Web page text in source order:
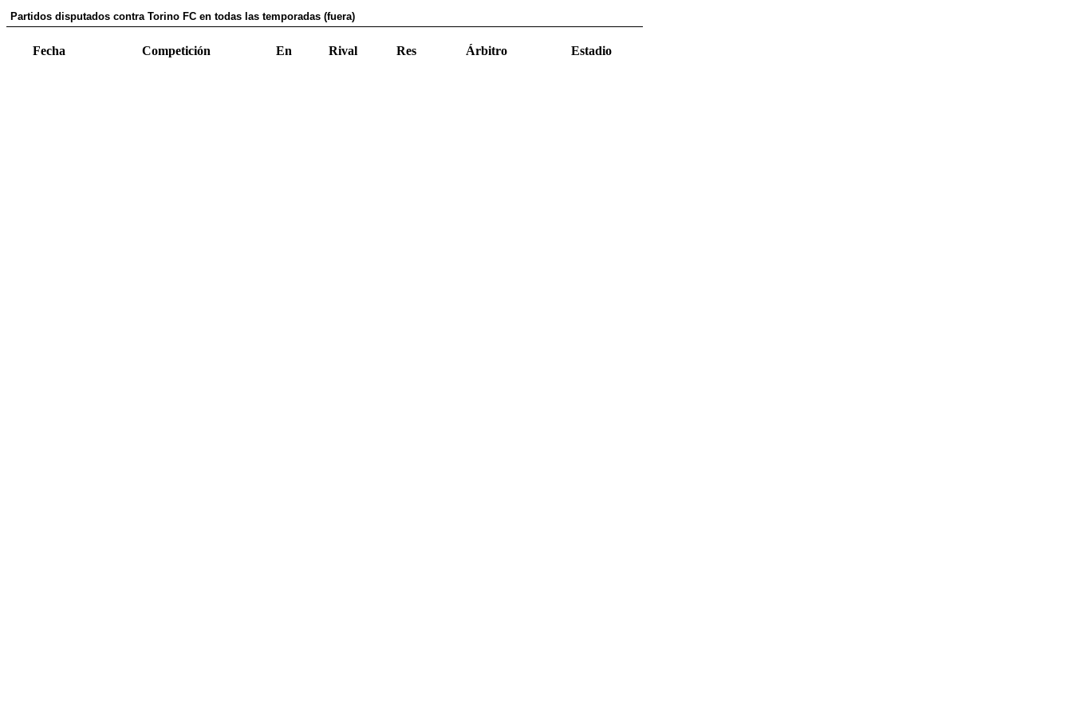
Partidos disputados contra Torino FC en todas las temporadas (fuera)
Fecha Competición En Rival Res Árbitro Estadio